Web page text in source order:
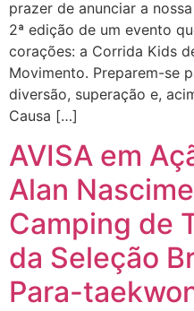
prazer de anunciar a
2ª edição de um evento
corações: a Corrida Kids
Movimento. Preparem-se
diversão, superação e,
Causa […]
AVISA em
Alan
Camping de
da Seleção
Para-